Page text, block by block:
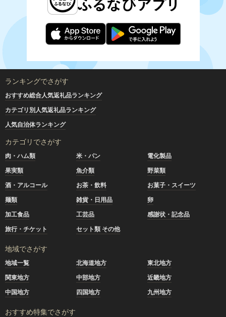
ランキングでさがす
おすすめ総合人気返礼品ランキング
カテゴリ別人気返礼品ランキング
人気自治体ランキング
カテゴリでさがす
肉・ハム類 米・パン
電化製品
果実類
魚介類
野菜類
酒・アルコール
お茶・飲料
お菓子・スイーツ
麺類
雑貨・日用品
卵
加工食品
工芸品
感謝状・記念品
旅行・チケット
セット類 その他
地域でさがす
地域一覧 北海道地方
東北地方
関東地方
中部地方
近畿地方
中国地方
四国地方 九州地方
おすすめ特集でさがす